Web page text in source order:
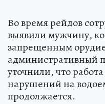
Во время рейдов
выявили мужчину,
запрещенным
административный
уточнили, что
нарушений на
продолжается.